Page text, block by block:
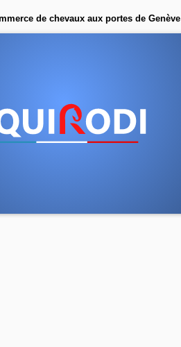
de chevaux aux portes de Genève